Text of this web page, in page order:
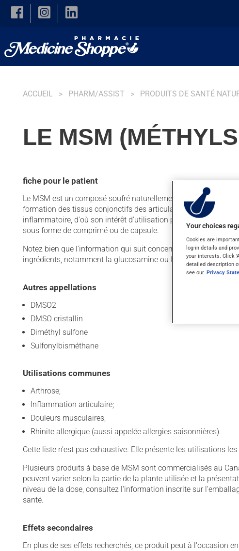
Skip to main content
ACCUEIL PHARM/ASSIST PRODUITS DE SANTÉ
LE MSM
fiche pour le patient
Le MSM est un composé soufré naturellement présent dans
formation des tissus conjonctifs des articulations (p. ex. le
inflammatoire, d'où son intérêt d'utilisation pour certains
sous forme de comprimé ou de capsule.
Notez bien que l'information qui suit concerne seulement le
ingrédients, notamment la glucosamine ou la chondroïtine.
Autres appellations
DMSO2
DMSO cristallin
Diméthyl sulfone
Sulfonylbisméthane
Utilisations communes
Arthrose;
Inflammation articulaire;
Douleurs musculaires;
Rhinite allergique (aussi appelée allergies saisonnières).
Cette liste n'est pas exhaustive. Elle présente les utilisations
Plusieurs produits à base de MSM sont commercialisés au
peuvent varier selon la partie de la plante utilisée et la
niveau de la dose, consultez l'information inscrite sur
santé.
Effets secondaires
En plus de ses effets recherchés, ce produit peut à l'occasion
Your choices
Cookies are
log-in details and
your interests. Click
detailed description
see our Privacy